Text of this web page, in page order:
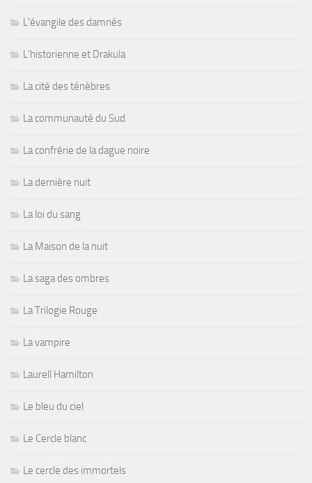
L'évangile des damnés
L'historienne et Drakula
La cité des ténèbres
La communauté du Sud
La confrérie de la dague noire
La dernière nuit
La loi du sang
La Maison de la nuit
La saga des ombres
La Trilogie Rouge
La vampire
Laurell Hamilton
Le bleu du ciel
Le Cercle blanc
Le cercle des immortels